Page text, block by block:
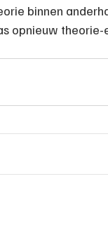
binnen
opnieuw